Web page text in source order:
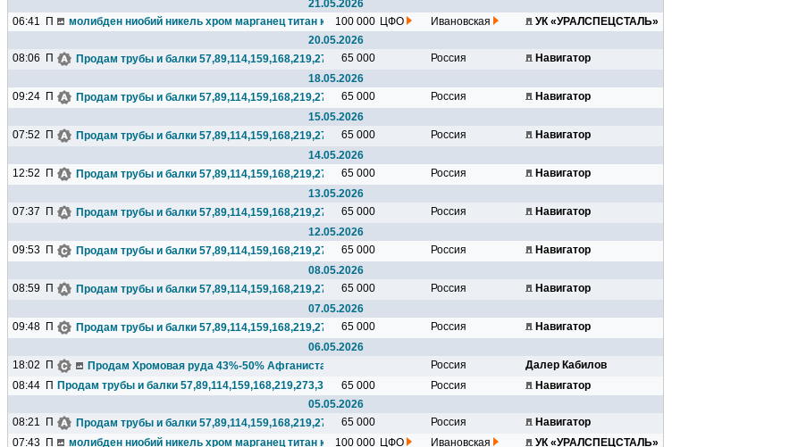
21.05.2026
06:41
П молибден ниобий никель хром марганец титан кремний чугун цинк...
100 000 ЦФО Ивановская
УК «УРАЛСПЕЦСТАЛЬ»
20.05.2026
08:06
П Продам трубы и балки 57,89,114,159,168,219,273,325,377,426...
65 000 Россия
Навигатор
18.05.2026
09:24 П Продам трубы и балки 57,89,114,159,168,219,273,325,377,426...
65 000 Россия
Навигатор
15.05.2026
07:52
П Продам трубы и балки 57,89,114,159,168,219,273,325,377,426...
65 000 Россия
Навигатор
14.05.2026
12:52
П Продам трубы и балки 57,89,114,159,168,219,273,325,377,426...
65 000 Россия
Навигатор
13.05.2026
07:37
П Продам трубы и балки 57,89,114,159,168,219,273,325,377,426...
65 000 Россия
Навигатор
12.05.2026
09:53 П Продам трубы и балки 57,89,114,159,168,219,273,325,377,426...
65 000 Россия
Навигатор
08.05.2026
08:59
П Продам трубы и балки 57,89,114,159,168,219,273,325,377,426...
65 000 Россия
Навигатор
07.05.2026
09:48 П Продам трубы и балки 57,89,114,159,168,219,273,325,377,426...
65 000 Россия
Навигатор
06.05.2026
18:02
П Продам Хромовая руда 43%-50% Афганистан), 10 000 т/мес... Россия
Далер Кабилов
08:44 П Продам трубы и балки 57,89,114,159,168,219,273,325,377,426...
65 000 Россия
Навигатор
05.05.2026
08:21
П Продам трубы и балки 57,89,114,159,168,219,273,325,377,426...
65 000 Россия
Навигатор
07:43 П молибден ниобий никель хром марганец титан кремний чугун цинк...
100 000 ЦФО Ивановская УК «УРАЛСПЕЦСТАЛЬ»